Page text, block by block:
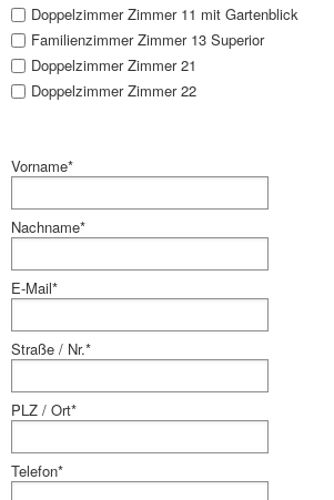
Doppelzimmer Zimmer 11 mit Gartenblick
Familienzimmer Zimmer 13 Superior
Doppelzimmer Zimmer 21
Doppelzimmer Zimmer 22
Vorname*
Nachname*
E-Mail*
Straße / Nr.*
PLZ / Ort*
Telefon*